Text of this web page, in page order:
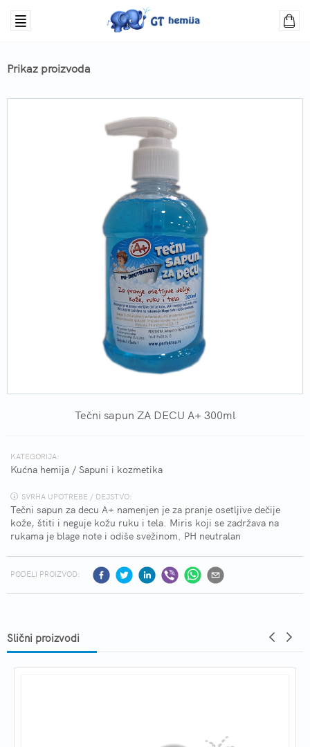
Prikaz proizvoda
Tečni sapun ZA DECU A+ 300ml
KATEGORIJA:
Kućna hemija / Sapuni i kozmetika
SVRHA UPOTREBE / DEJSTVO:
Tečni sapun za decu A+ namenjen je za pranje osetljive dečije
kože, štiti i neguje kožu ruku i tela. Miris koji se zadržava na
rukama je blage note i odiše svežinom. PH neutralan
PODELI PROIZVOD:
Slični proizvodi